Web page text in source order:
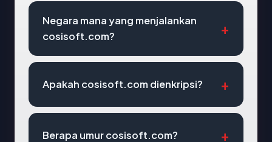
Negara mana yang menjalankan
cosisoft.com?
Apakah cosisoft.com dienkripsi?
Berapa umur cosisoft.com?